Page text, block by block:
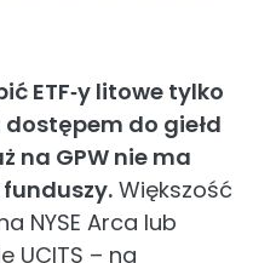
ETF‑y litowe tylko
do giełd
na GPW nie ma
Większość
NYSE Arca lub
UCITS – na